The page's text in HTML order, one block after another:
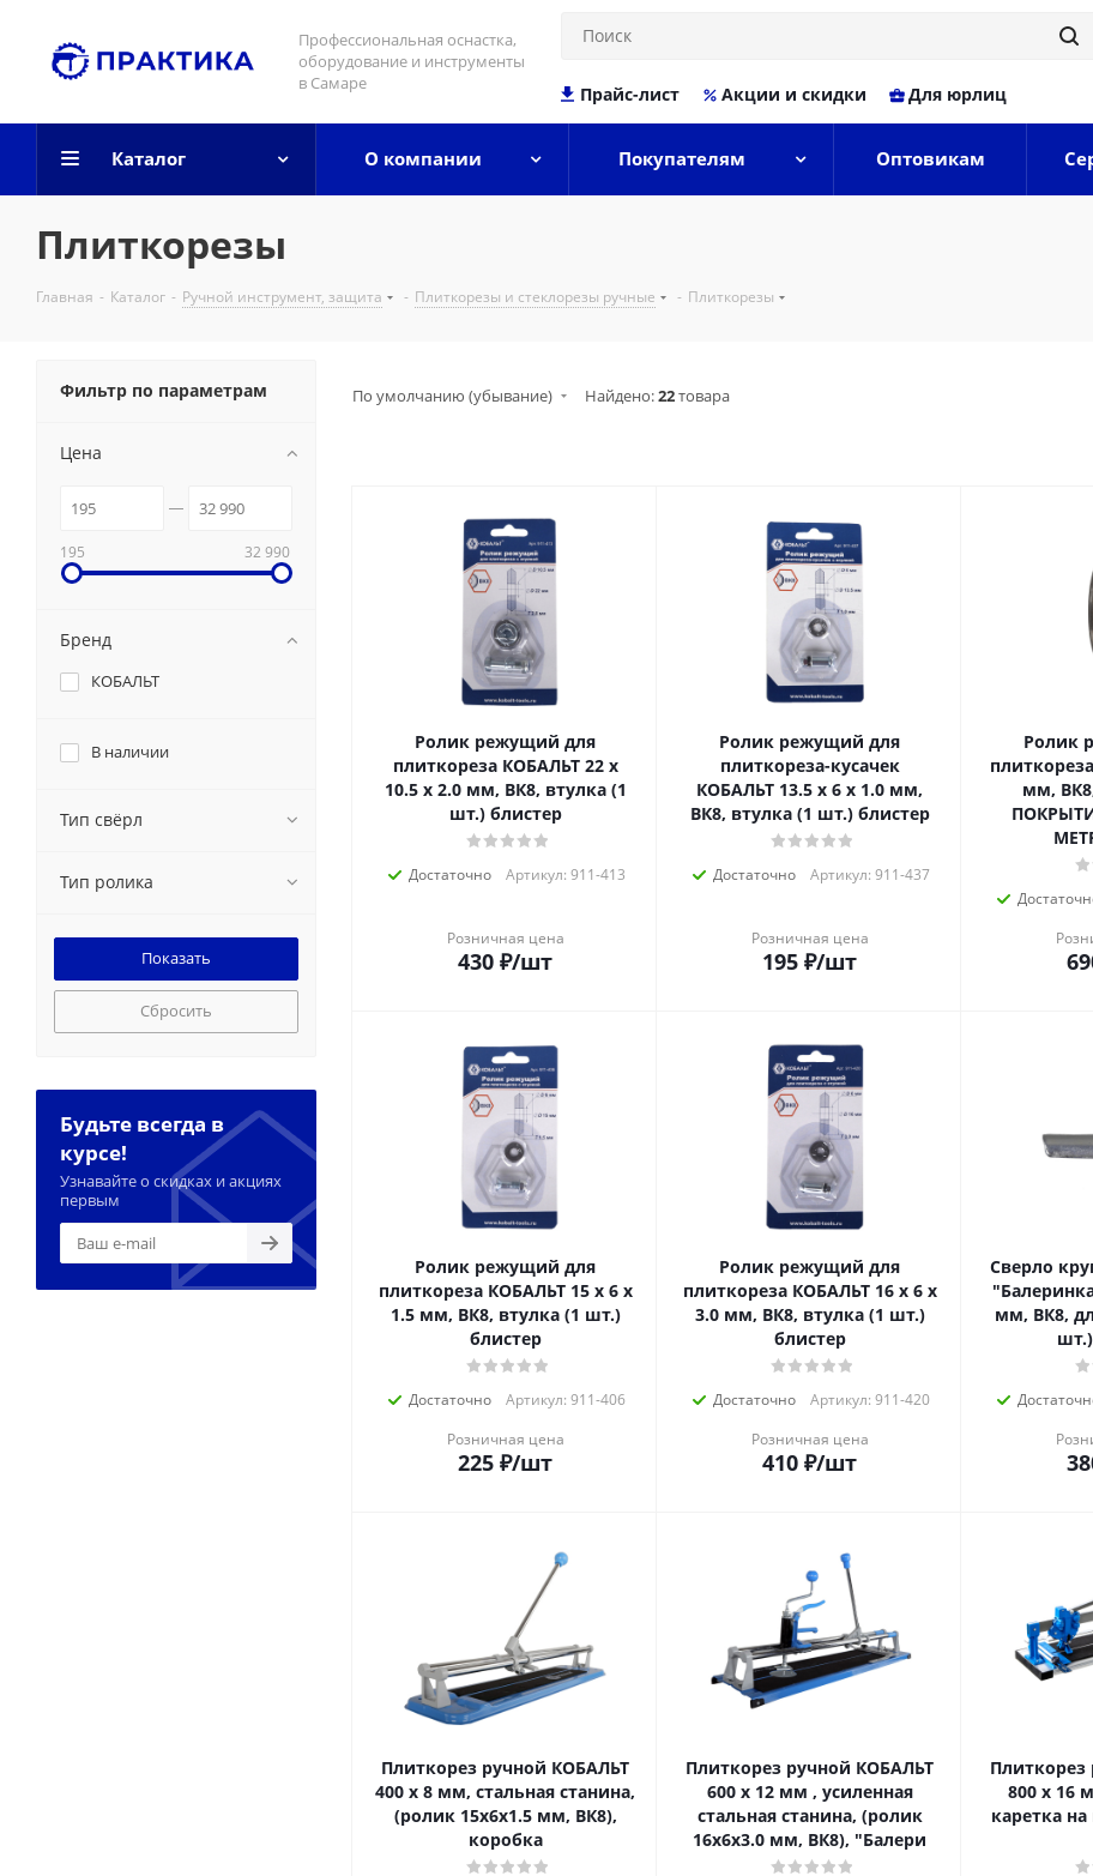
Профессиональная оснастка,
оборудование и инструменты
в Самаре
Прайс-лист Акции и скидки Для юрлиц
Каталог О компании Покупателям Оптовикам
Плиткорезы
Главная - Каталог - Ручной инструмент, защита - Плиткорезы и стеклорезы ручные - Плиткорезы
По умолчанию (убывание) Найдено:22товара
Ролик режущий для
плиткореза КОБАЛЬТ 22 х
10.5 х 2.0 мм, ВК8, втулка (1
шт.) блистер
Достаточно Артикул: 911-413
Розничная цена
430 ₽/шт
Ролик режущий для
плиткореза-кусачек
КОБАЛЬТ 13.5 х 6 х 1.0 мм,
ВК8, втулка (1 шт.) блистер
Достаточно Артикул: 911-437
Розничная цена
195 ₽/шт
Ролик
мм,
Ролик режущий для
плиткореза КОБАЛЬТ 15 х 6 х
1.5 мм, ВК8, втулка (1 шт.)
блистер
Достаточно
Артикул: 911-406
Розничная цена
225 ₽/шт
Ролик режущий для
плиткореза КОБАЛЬТ 16 х 6 х
3.0 мм, ВК8, втулка (1 шт.)
блистер
Достаточно
Артикул: 911-420
Розничная цена
410 ₽/шт
Сверло
мм, ВК8,
Плиткорез ручной КОБАЛЬТ
400 х 8 мм, стальная станина,
(ролик 15х6х1.5 мм, ВК8),
коробка
Плиткорез ручной КОБАЛЬТ
600 х 12 мм , усиленная
стальная станина, (ролик
16х6х3.0 мм, ВК8), "Балери
800 х 16
каретка
Фильтр по параметрам
Цена
195 32 990
Бренд
КОБАЛЬТ
В наличии
Тип свёрл
Тип ролика
Сбросить
Будьте всегда в
курсе!
Узнавайте о скидках и акциях
первым